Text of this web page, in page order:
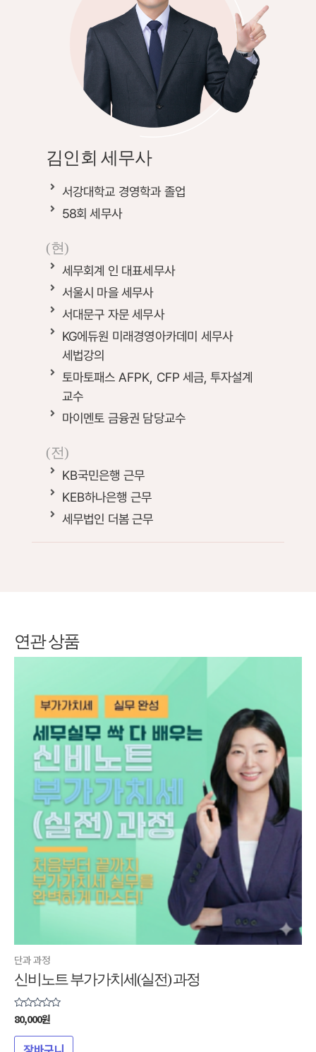
김인회 세무사
서강대학교 경영학과 졸업
58회 세무사
(현)
세무회계 인 대표세무사
서울시 마을 세무사
서대문구 자문 세무사
KG에듀원 미래경영아카데미 세무사
세법강의
토마토패스 AFPK, CFP 세금, 투자설계
교수
마이멘토 금융권 담당교수
(전)
KB국민은행 근무
KEB하나은행 근무
세무법인 더봄 근무
연관 상품
단과 과정
신비노트 부가가치세(실전) 과정
5
중에서
0
80,000원